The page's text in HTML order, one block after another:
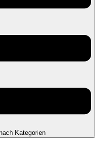
Kategorien